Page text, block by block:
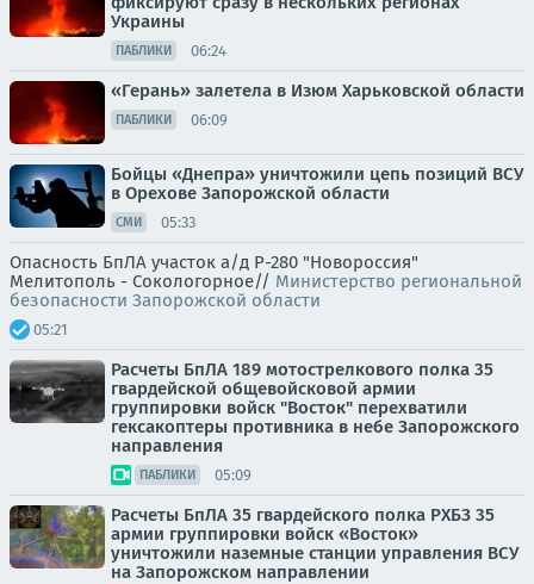
Украины
ПАБЛИКИ 06:24
«Герань» залетела в Изюм Харьковской области
ПАБЛИКИ 06:09
Бойцы «Днепра» уничтожили цепь позиций ВСУ
в Орехове Запорожской области
СМИ 05:33
Опасность БпЛА участок а/д Р-280 "Новороссия"
Мелитополь - Сокологорное// Министерство региональной
безопасности Запорожской области
05:21
Расчеты БпЛА 189 мотострелкового полка 35
гвардейской общевойсковой армии
группировки войск "Восток" перехватили
гексакоптеры противника в небе Запорожского
направления
ПАБЛИКИ 05:09
Расчеты БпЛА 35 гвардейского полка РХБЗ 35
армии группировки войск «Восток»
уничтожили наземные станции управления ВСУ
на Запорожском направлении